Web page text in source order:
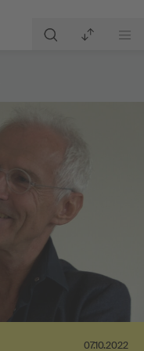
07.10.2022